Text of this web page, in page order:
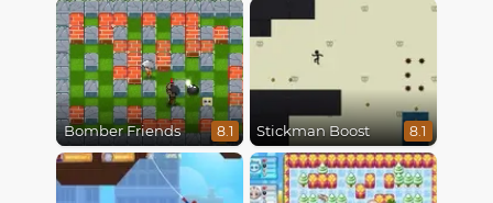
Bomber Friends 8.1 Stickman Boost 8.1